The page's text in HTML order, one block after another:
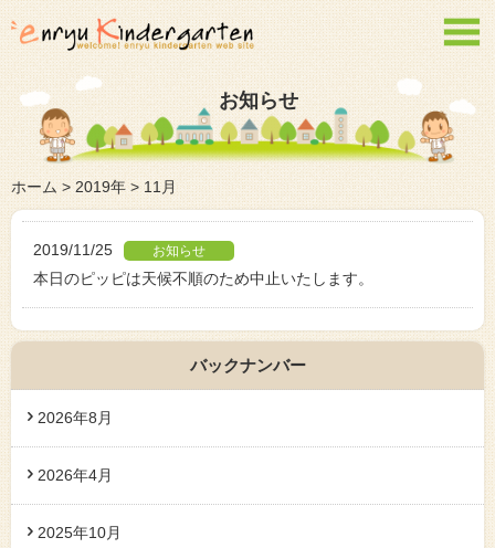

お知らせ
ホーム>2019年>11月
2019/11/25
本日のピッピは天候不順のため中止いたします。
バックナンバー
2026年8月
2026年4月
2025年10月